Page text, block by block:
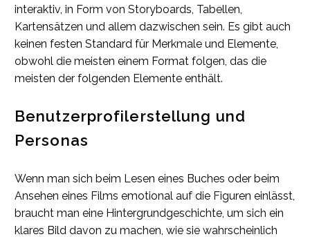
interaktiv, in Form von Storyboards, Tabellen,
Kartensätzen und allem dazwischen sein. Es gibt auch
keinen festen Standard für Merkmale und Elemente,
obwohl die meisten einem Format folgen, das die
meisten der folgenden Elemente enthält.
Benutzerprofilerstellung und
Personas
Wenn man sich beim Lesen eines Buches oder beim
Ansehen eines Films emotional auf die Figuren einlässt,
braucht man eine Hintergrundgeschichte, um sich ein
klares Bild davon zu machen, wie sie wahrscheinlich